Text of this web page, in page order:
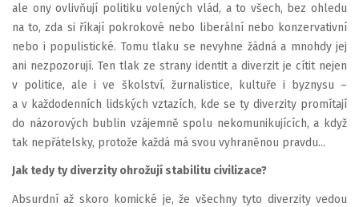
ale ony ovlivňují politiku volených vlád, a to všech, bez ohledu
na to, zda si říkají pokrokové nebo liberální nebo konzervativní
nebo i populistické. Tomu tlaku se nevyhne žádná a mnohdy jej
ani nezpozorují. Ten tlak ze strany identit a diverzit je cítit nejen
v politice, ale i ve školství, žurnalistice, kultuře i byznysu –
a v každodenních lidských vztazích, kde se ty diverzity promítají
do názorových bublin vzájemně spolu nekomunikujících, a když
tak nepřátelsky, protože každá má svou vyhraněnou pravdu...
Jak tedy ty diverzity ohrožují stabilitu civilizace?
Absurdní až skoro komické je, že všechny tyto diverzity vedou